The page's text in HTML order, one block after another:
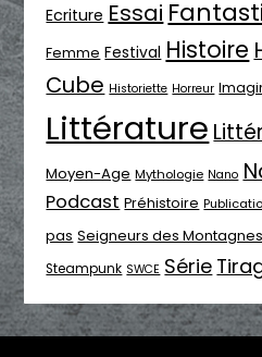
Ecriture Essai
Femme Festival Histoire
Cube Historiette Horreur
Littérature
Moyen-Age Mythologie Nano
Podcast Préhistoire
pas Seigneurs des Montagnes
Steampunk SWCE Série